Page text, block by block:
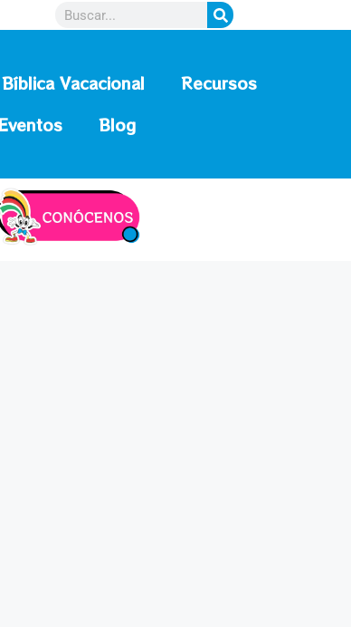
Vacacional
Recursos
Blog